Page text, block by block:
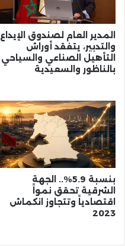
المدير العام لصندوق الإيداع
والتدبير، يتفقد أوراش
التأهيل الصناعي والسياحي
بالناظور والسعيدية
بنسبة 5.9%.. الجهة
الشرقية تحقق نمواً
اقتصادياً وتتجاوز انكماش
2023